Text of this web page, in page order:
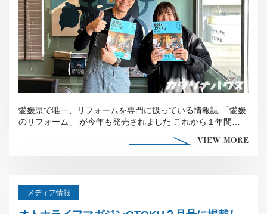
愛媛県で唯一、リフォームを専門に扱っている情報誌 「愛媛
のリフォーム」 が今年も発売されました これから１年間県
VIEW MORE
メディア情報